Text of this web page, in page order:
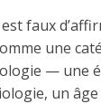
faux
une
— une
un âge